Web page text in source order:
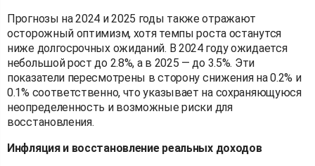
Прогнозы на 2024 и 2025 годы также отражают
осторожный оптимизм, хотя темпы роста останутся
ниже долгосрочных ожиданий. В 2024 году ожидается
небольшой рост до 2.8%, а в 2025 — до 3.5%. Эти
показатели пересмотрены в сторону снижения на 0.2% и
0.1% соответственно, что указывает на сохраняющуюся
неопределенность и возможные риски для
восстановления.
Инфляция и восстановление реальных доходов